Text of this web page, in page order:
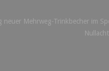
neuer Mehrweg-Trinkbecher im